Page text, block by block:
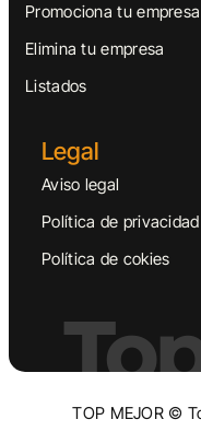
Promociona tu empresa
Elimina tu empresa
Listados
Legal
Aviso legal
Política de privacidad
Política de cokies
TOP MEJOR ©